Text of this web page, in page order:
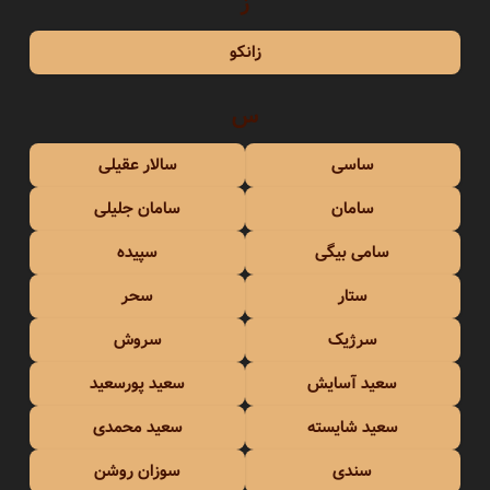
زانکو
س
ساسی
سالار عقیلی
سامان
سامان جلیلی
سامی بیگی
سپیده
ستار
سحر
سرژیک
سروش
سعید آسایش
سعید پورسعید
سعید شایسته
سعید محمدی
سندی
سوزان روشن